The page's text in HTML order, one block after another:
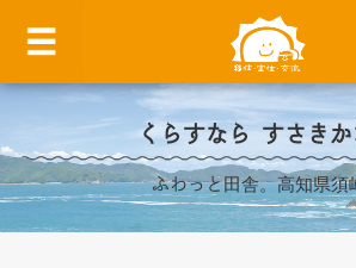
くらすなら すさきか
ふわっと田舎。高知県須